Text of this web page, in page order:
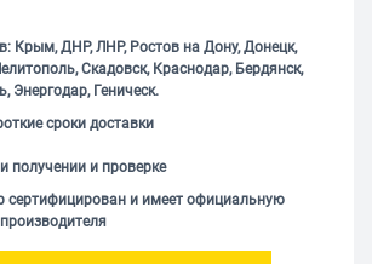
Крым, ДНР, ЛНР, Ростов на Дону, Донецк,
Скадовск, Краснодар, Бердянск,
Энергодар, Геническ.
сроки доставки
получении и проверке
сертифицирован и имеет официальную